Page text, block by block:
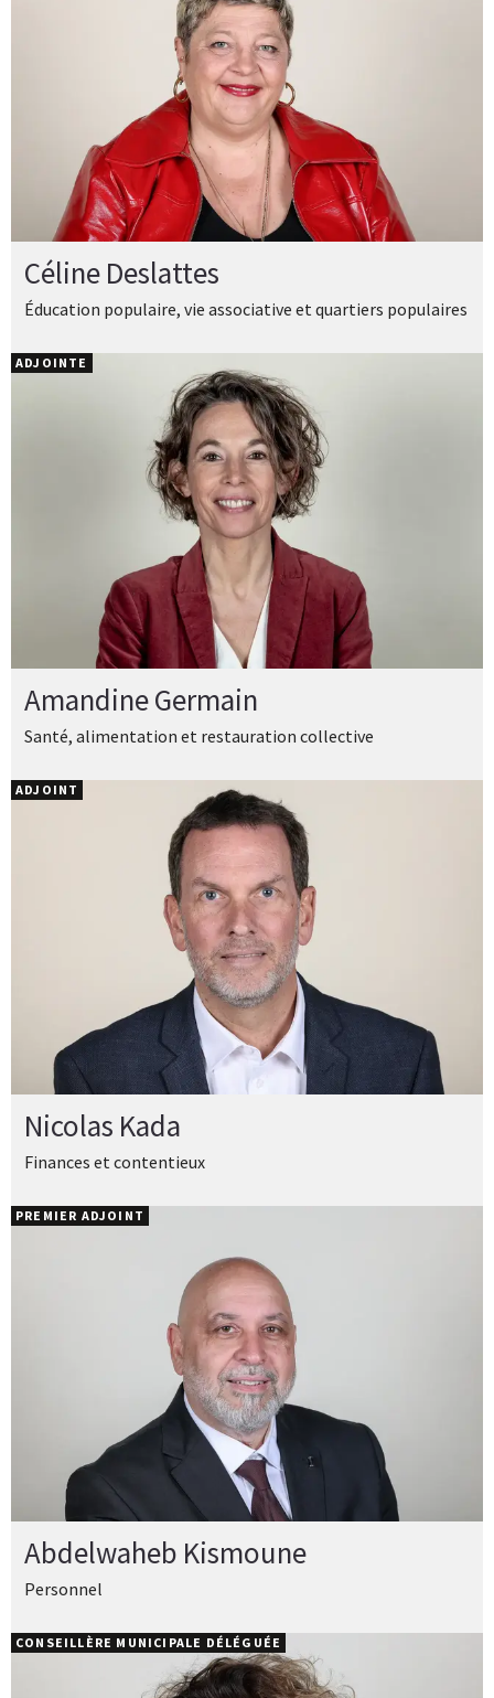
Céline Deslattes
Éducation populaire, vie associative et quartiers populaires
Amandine Germain
Santé, alimentation et restauration collective
ADJOINTE
Nicolas Kada
Finances et contentieux
ADJOINT
Abdelwaheb Kismoune
Personnel
PREMIER ADJOINT
CONSEILLÈRE MUNICIPALE DÉLÉGUÉE